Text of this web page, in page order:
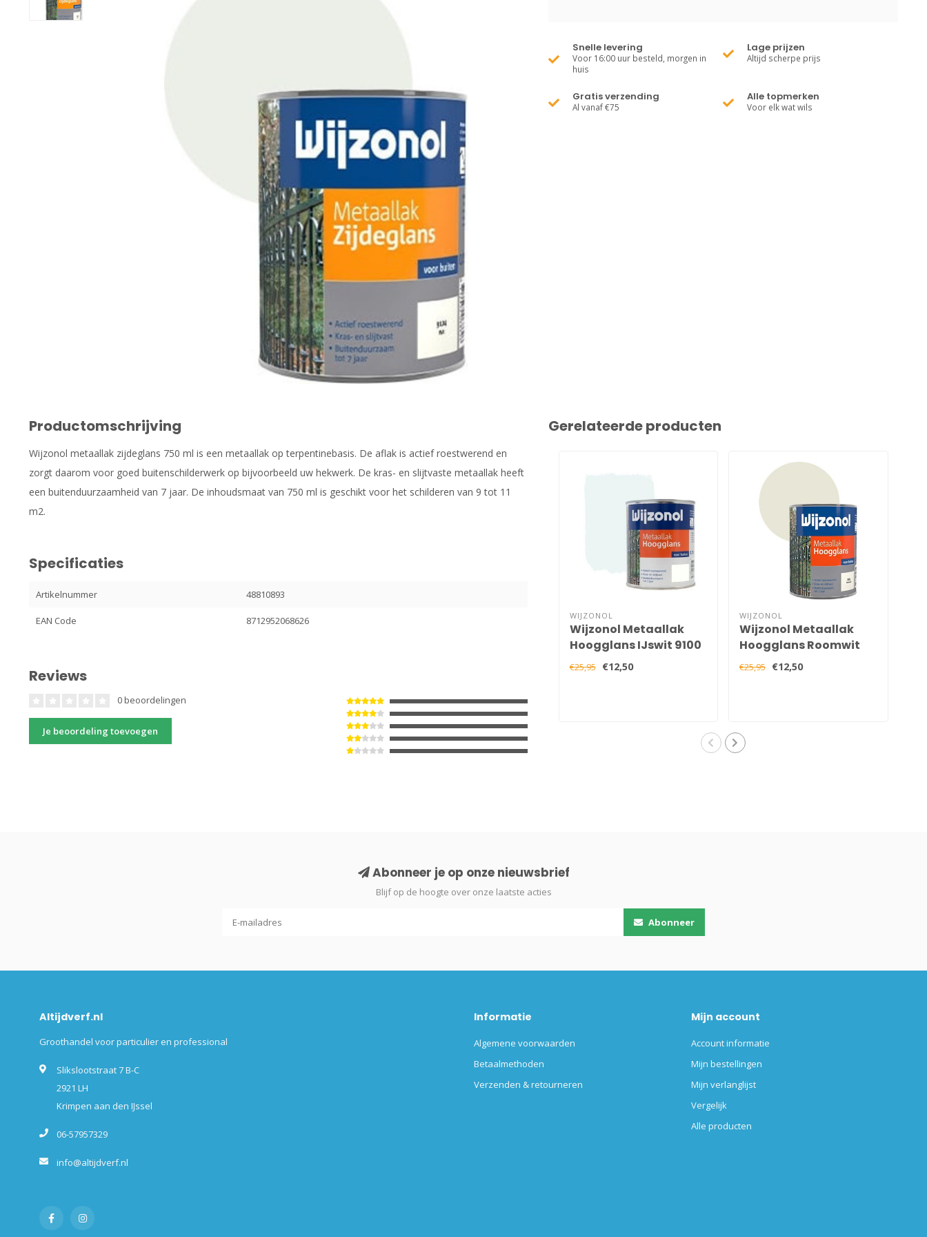
Snelle levering
Voor 16:00 uur besteld, morgen in
huis
Lage prijzen
Altijd scherpe prijs
Gratis verzending
Al vanaf €75
Alle topmerken
Voor elk wat wils
Productomschrijving
Wijzonol metaallak zijdeglans 750 ml is een metaallak op terpentinebasis. De aflak is actief roestwerend en
zorgt daarom voor goed buitenschilderwerk op bijvoorbeeld uw hekwerk. De kras- en slijtvaste metaallak heeft
een buitenduurzaamheid van 7 jaar. De inhoudsmaat van 750 ml is geschikt voor het schilderen van 9 tot 11
m2.
Specificaties
Artikelnummer 48810893
EAN Code 8712952068626
Reviews
0 beoordelingen
Je beoordeling toevoegen
Gerelateerde producten
WIJZONOL
Wijzonol Metaallak
Hoogglans IJswit 9100
750 ml
€25,95 €12,50
WIJZONOL
Wijzonol Metaallak
Hoogglans Roomwit
9235 750 ml
€25,95 €12,50
Abonneer je op onze nieuwsbrief
Blijf op de hoogte over onze laatste acties
Abonneer
Altijdverf.nl
Groothandel voor particulier en professional
Slikslootstraat 7 B-C
2921 LH
Krimpen aan den IJssel
06-57957329
info@altijdverf.nl
Informatie
Algemene voorwaarden
Betaalmethoden
Verzenden & retourneren
Mijn account
Account informatie
Mijn bestellingen
Mijn verlanglijst
Vergelijk
Alle producten